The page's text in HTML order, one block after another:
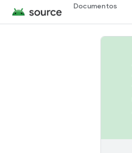
Documentos